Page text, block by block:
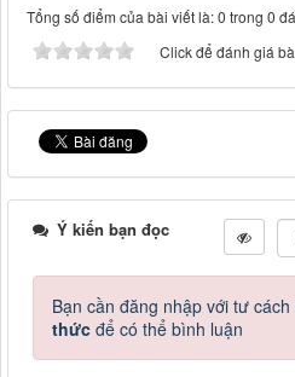
Tổng số điểm của bài viết là: 0 trong 0
Click để đánh giá
Ý kiến bạn đọc
Bạn cần đăng nhập với tư cách
thức để có thể bình luận